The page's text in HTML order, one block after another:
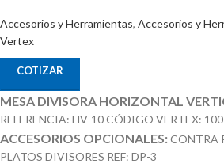
Accesorios y Herramientas, Accesorios y
Vertex
COTIZAR
MESA DIVISORA HORIZONTAL
REFERENCIA: HV-10 CÓDIGO VERTEX:
ACCESORIOS OPCIONALES:CONTRA
PLATOS DIVISORES REF: DP-3